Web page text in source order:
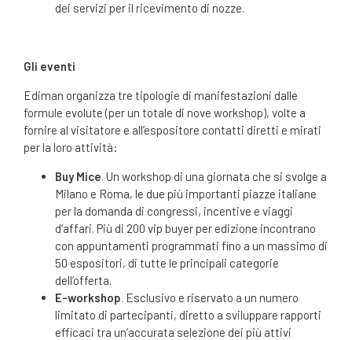
dei servizi per il ricevimento di nozze.
Gli eventi
Ediman organizza tre tipologie di manifestazioni dalle
formule evolute (per un totale di nove workshop), volte a
fornire al visitatore e all’espositore contatti diretti e mirati
per la loro attività:
Buy Mice. Un workshop di una giornata che si svolge a
Milano e Roma, le due più importanti piazze italiane
per la domanda di congressi, incentive e viaggi
d’affari. Più di 200 vip buyer per edizione incontrano
con appuntamenti programmati fino a un massimo di
50 espositori, di tutte le principali categorie
dell’offerta.
E-workshop. Esclusivo e riservato a un numero
limitato di partecipanti, diretto a sviluppare rapporti
efficaci tra un’accurata selezione dei più attivi